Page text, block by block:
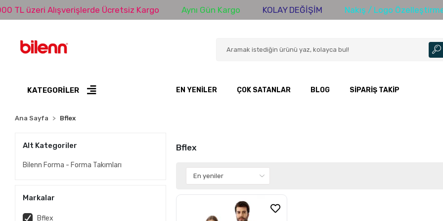
TL üzeri Alışverişlerde Ücretsiz Kargo Aynı Gün Kargo KOLAY DEĞİŞİM Nakış / Logo Özelleştirme
KATEGORİLER EN YENILER ÇOK SATANLAR BLOG SIPARIŞ TAKIP
Ana Sayfa Bflex
Alt Kategoriler
Bilenn Forma - Forma Takımları
Markalar
Bflex
Bflex